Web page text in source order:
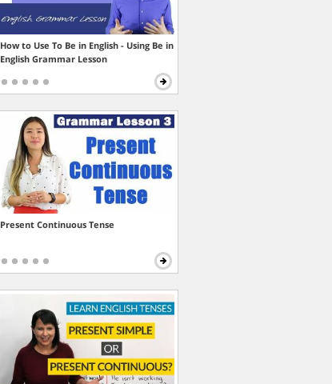
How to Use To Be in English - Using Be in
English Grammar Lesson
Present Continuous Tense